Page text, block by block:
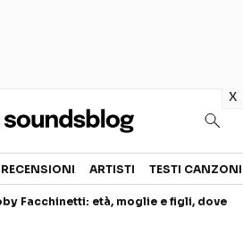
x
RECENSIONI ARTISTI TESTI CANZONI
Facchinetti: età, moglie e figli, dove